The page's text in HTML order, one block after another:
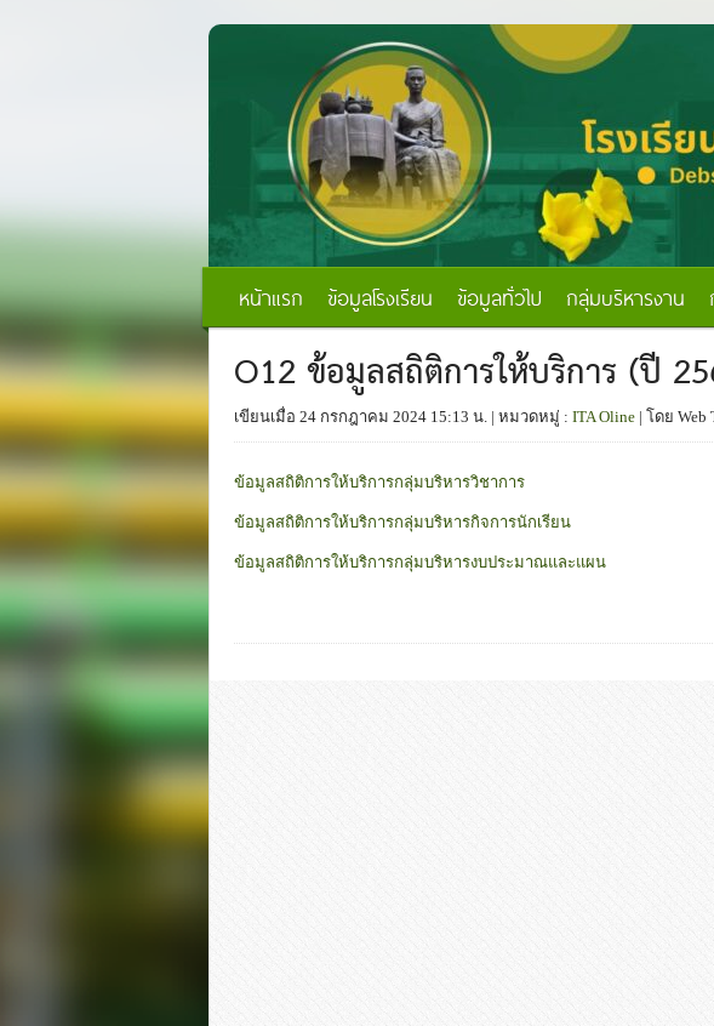
หน้าแรก ข้อมูลโรงเรียน ข้อมูลทั่วไป กลุ่มบริหารงาน
O12 ข้อมูลสถิติการให้บริการ (ปี
เขียนเมื่อ 24 กรกฎาคม 2024 15:13 น. | หมวดหมู่ : ITA Oline | โดย Web
ข้อมูลสถิติการให้บริการกลุ่มบริหารวิชาการ
ข้อมูลสถิติการให้บริการกลุ่มบริหารกิจการนักเรียน
ข้อมูลสถิติการให้บริการกลุ่มบริหารงบประมาณและแผน